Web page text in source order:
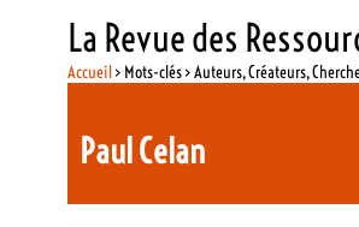
La Revue des
Accueil> Mots-clés > Auteurs, Créateurs,
Paul Celan